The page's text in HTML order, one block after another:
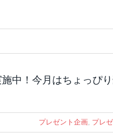
中！今月はちょっぴ
プレゼント企画, プレ